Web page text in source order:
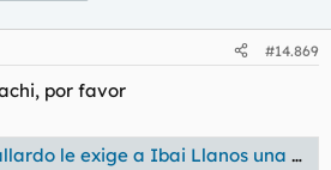
#14.869
por favor
Llanos una compensación por usar su eslogan "Fin boom y si no, desmiéntemelo"